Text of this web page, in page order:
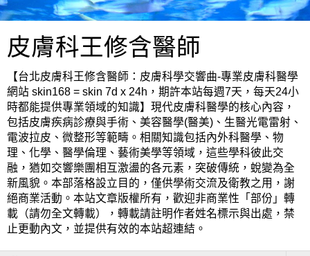
皮膚科王修含醫師
【台北皮膚科王修含醫師：皮膚科學交響曲-專業皮膚科醫學
網站 skin168 = skin 7d x 24h，期許本站每週7天，每天24小
時都能提供專業領域的知識】現代皮膚科醫學的核心內容，
包括皮膚疾病診療與手術、美容醫學(醫美)、生醫光電雷射、
電波拉皮、微整形等範疇。相關知識包括內外科醫學、物
理、化學、醫學倫理、藝術美學等領域，這些學科彼此交
融，猶如交響樂團相互激盪的各元素，突破傳統，蛻變為全
新風貌。本部落格設立目的，僅供學術交流及衛教之用，謝
絕商業活動。本站文章版權所有，歡迎非商業性「部份」轉
載（請勿全文轉載），轉載請註明作者姓名標示與出處，禁
止更動內文，並提供有效的本站超連結。